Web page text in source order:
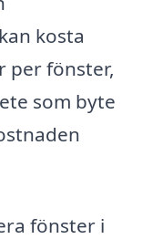
kosta
per fönster,
som byte
fönster i